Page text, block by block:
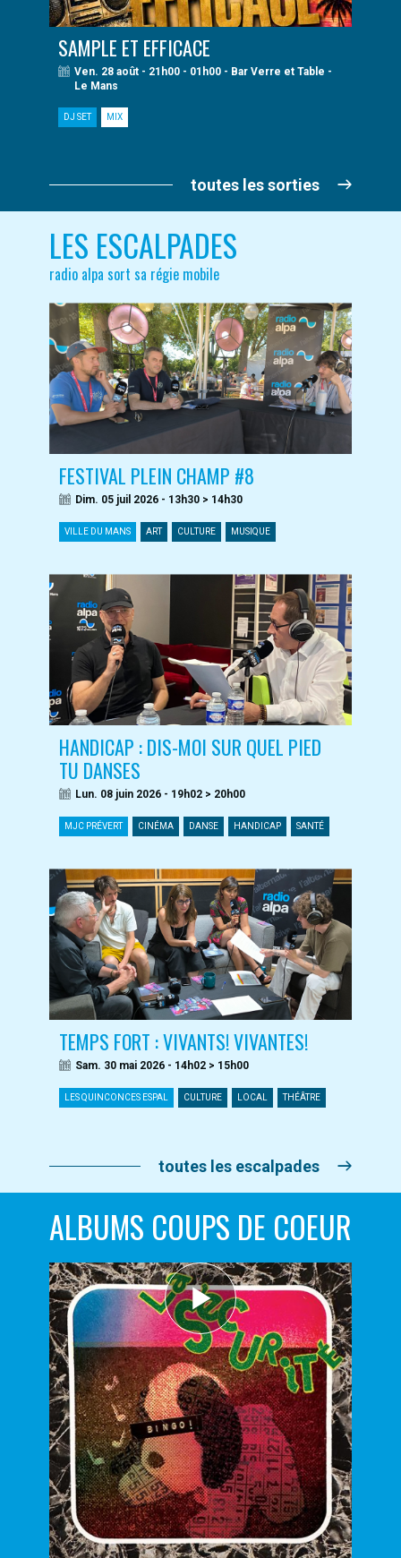
SAMPLE ET EFFICACE
Ven. 28 août - 21h00 - 01h00 - Bar Verre et Table -
Le Mans
DJ SET MIX
toutes les sorties
LES ESCALPADES
radio alpa sort sa régie mobile
FESTIVAL PLEIN CHAMP #8
Dim. 05 juil 2026 - 13h30 > 14h30
VILLE DU MANS ART CULTURE MUSIQUE
HANDICAP : DIS-MOI SUR QUEL PIED
TU DANSES
Lun. 08 juin 2026 - 19h02 > 20h00
MJC PRÉVERT CINÉMA DANSE HANDICAP SANTÉ
TEMPS FORT : VIVANTS! VIVANTES!
Sam. 30 mai 2026 - 14h02 > 15h00
LES QUINCONCES ESPAL CULTURE LOCAL THÉÂTRE
toutes les escalpades
ALBUMS COUPS DE COEUR